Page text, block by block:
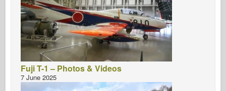
Fuji T-1 – Photos & Videos
7 June 2025